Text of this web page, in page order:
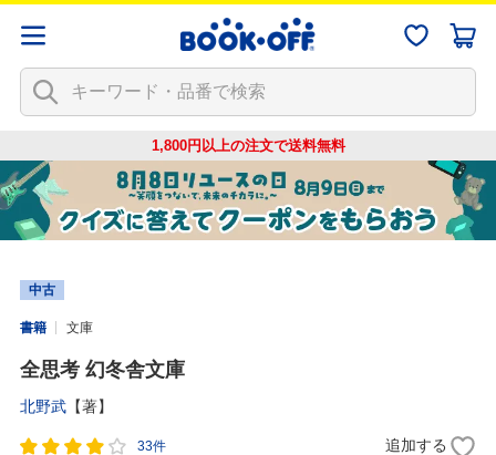
1,800円以上の注文で送料無料
中古
書籍 文庫
全思考 幻冬舎文庫
北野武 【著】
33件 追加する